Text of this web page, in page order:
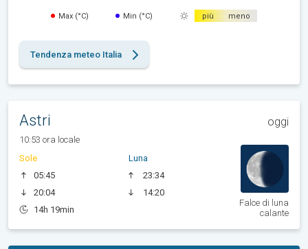
Max (°C) Min (°C) più meno
Tendenza meteo Italia
Astri oggi
10:53 ora locale
Sole
05:45
20:04
14h 19min
Luna
23:34
14:20
Falce di luna
calante